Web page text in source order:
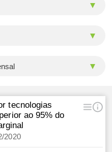
tecnologias
ao 95% do
2020